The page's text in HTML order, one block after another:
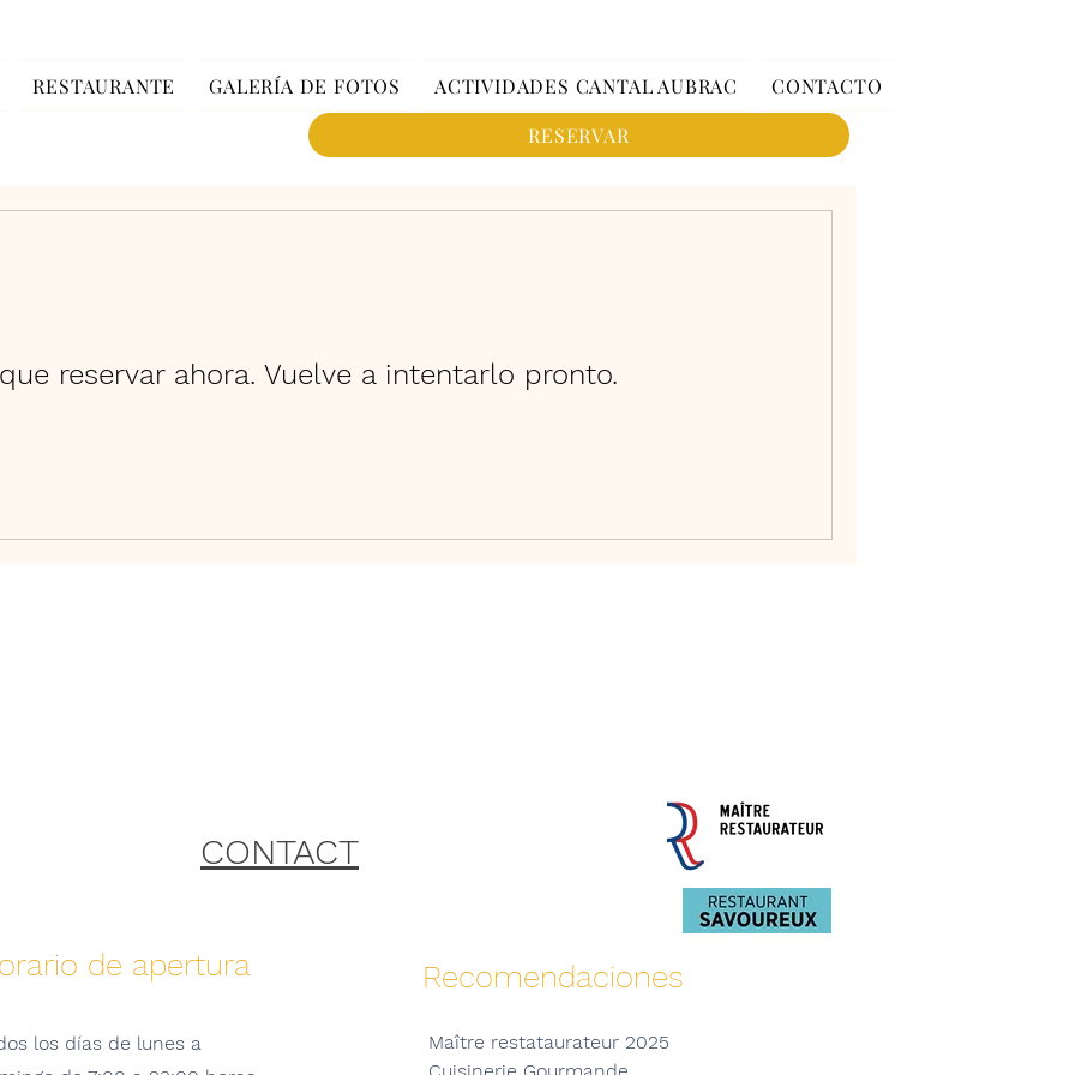
RESTAURANTE GALERÍA DE FOTOS ACTIVIDADES CANTAL AUBRAC
CONTACTO
RESERVAR
reservar ahora. Vuelve a intentarlo pronto.
CONTACT
de apertura
los días de lunes a
Recomendaciones
Maître restataurateur 2025